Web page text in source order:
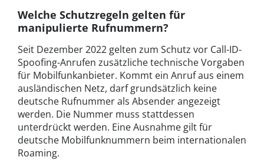
Welche Schutzregeln gelten für
manipulierte Rufnummern?
Seit Dezember 2022 gelten zum Schutz vor Call-ID-
Spoofing-Anrufen zusätzliche technische Vorgaben
für Mobilfunkanbieter. Kommt ein Anruf aus einem
ausländischen Netz, darf grundsätzlich keine
deutsche Rufnummer als Absender angezeigt
werden. Die Nummer muss stattdessen
unterdrückt werden. Eine Ausnahme gilt für
deutsche Mobilfunknummern beim internationalen
Roaming.